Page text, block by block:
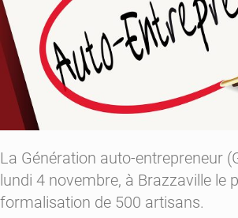
La Génération auto-entrepreneur
lundi 4 novembre, à Brazzaville le
formalisation de 500 artisans.